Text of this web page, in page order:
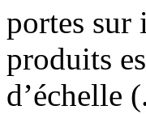
portes sur
produits
d’échelle